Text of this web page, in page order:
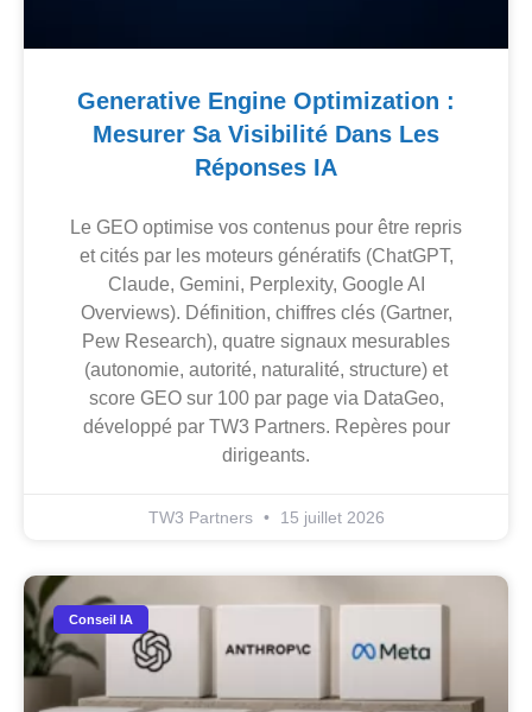
Generative Engine Optimization :
Mesurer Sa Visibilité Dans Les
Réponses IA
Le GEO optimise vos contenus pour être repris
et cités par les moteurs génératifs (ChatGPT,
Claude, Gemini, Perplexity, Google AI
Overviews). Définition, chiffres clés (Gartner,
Pew Research), quatre signaux mesurables
(autonomie, autorité, naturalité, structure) et
score GEO sur 100 par page via DataGeo,
développé par TW3 Partners. Repères pour
dirigeants.
TW3 Partners 15 juillet 2026
Conseil IA